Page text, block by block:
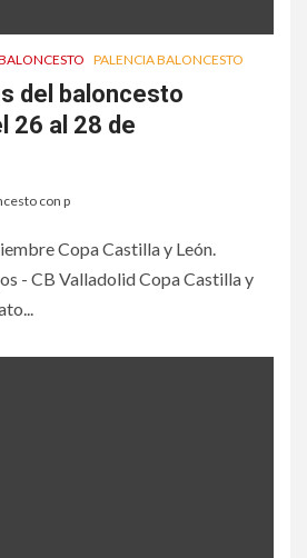
PALENCIA BALONCESTO
del baloncesto
26 al 28 de
con p
Copa Castilla y León.
- CB Valladolid Copa Castilla y